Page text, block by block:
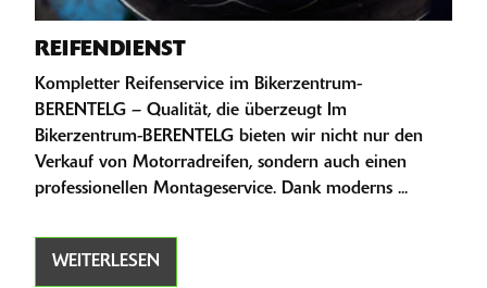
REIFENDIENST
Kompletter Reifenservice im Bikerzentrum-
BERENTELG – Qualität, die überzeugt Im
Bikerzentrum-BERENTELG bieten wir nicht nur den
Verkauf von Motorradreifen, sondern auch einen
professionellen Montageservice. Dank moderns ...
WEITERLESEN